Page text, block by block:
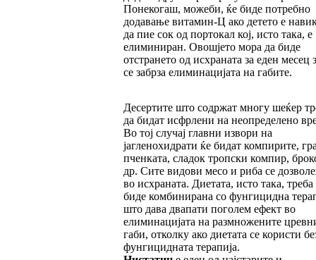
Понекогаш, можеби, ќе биде потребно
додавање витамин-Ц ако детето е
да пие сок од портокал кој, исто така, е
елиминиран. Овошјето мора да биде
отстрането од исхраната за еден месец
се забрза елиминацијата на габите.
Десертите што содржат многу шеќер
да бидат исфрлени на неопределено
Во тој случај главни извори на
јагленохидрати ќе бидат компирите,
пченката, сладок тропски компир,
др. Сите видови месо и риба се
во исхраната. Диетата, исто така, треба
биде комбинирана со фунгицидна
што дава двапати поголем ефект во
елиминацијата на размножените
габи, отколку ако диетата се користи
фунгицидната терапија.